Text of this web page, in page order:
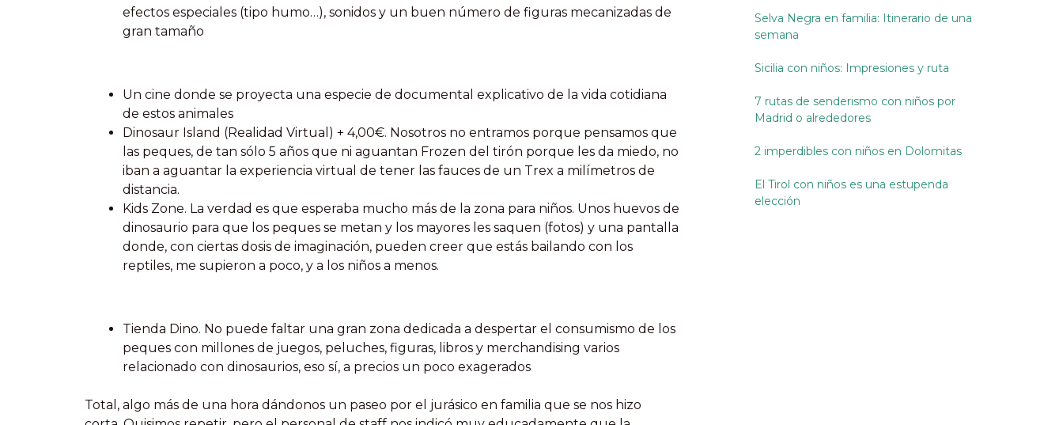
efectos especiales (tipo humo…), sonidos y un buen número de figuras mecanizadas de
gran tamaño
Un cine donde se proyecta una especie de documental explicativo de la vida cotidiana
de estos animales
Dinosaur Island (Realidad Virtual) + 4,00€. Nosotros no entramos porque pensamos que
las peques, de tan sólo 5 años que ni aguantan Frozen del tirón porque les da miedo, no
iban a aguantar la experiencia virtual de tener las fauces de un Trex a milímetros de
distancia.
Kids Zone. La verdad es que esperaba mucho más de la zona para niños. Unos huevos de
dinosaurio para que los peques se metan y los mayores les saquen (fotos) y una pantalla
donde, con ciertas dosis de imaginación, pueden creer que estás bailando con los
reptiles, me supieron a poco, y a los niños a menos.
Tienda Dino. No puede faltar una gran zona dedicada a despertar el consumismo de los
peques con millones de juegos, peluches, figuras, libros y merchandising varios
relacionado con dinosaurios, eso sí, a precios un poco exagerados
Total, algo más de una hora dándonos un paseo por el jurásico en familia que se nos hizo
Selva Negra en familia: Itinerario de una
semana
Sicilia con niños: Impresiones y ruta
7 rutas de senderismo con niños por
Madrid o alrededores
2 imperdibles con niños en Dolomitas
El Tirol con niños es una estupenda
elección